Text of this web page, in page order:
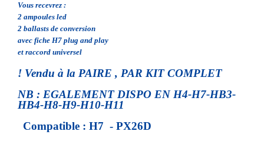
Vous recevrez :
2 ampoules led
2 ballasts de conversion
avec fiche H7 plug and play
et raccord universel
! Vendu à la PAIRE , PAR KIT COMPLET
NB : EGALEMENT DISPO EN H4-H7-HB3-
HB4-H8-H9-H10-H11
Compatible : H7 - PX26D